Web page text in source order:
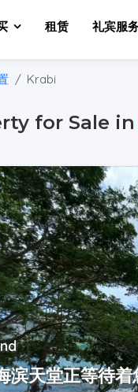
租赁 礼宾服
Krabi
for Sale in
滨天堂正等待着